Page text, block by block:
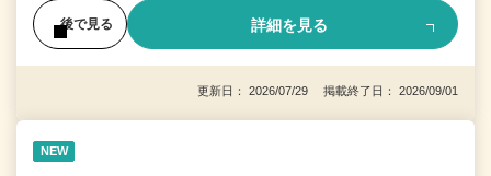
後で見る 詳細を見る
更新日： 2026/07/29 掲載終了日： 2026/09/01
NEW